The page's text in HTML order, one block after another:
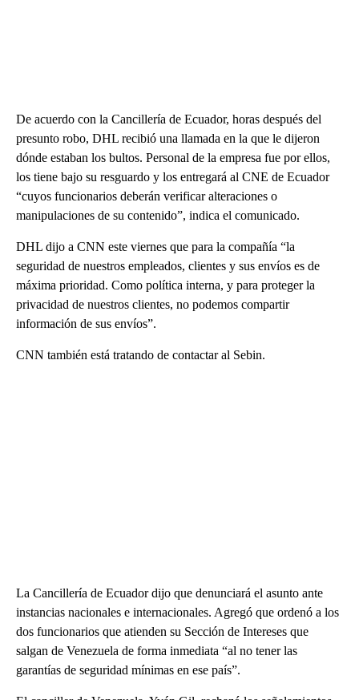
De acuerdo con la Cancillería de Ecuador, horas después del
presunto robo, DHL recibió una llamada en la que le dijeron
dónde estaban los bultos. Personal de la empresa fue por ellos,
los tiene bajo su resguardo y los entregará al CNE de Ecuador
“cuyos funcionarios deberán verificar alteraciones o
manipulaciones de su contenido”, indica el comunicado.
DHL dijo a CNN este viernes que para la compañía “la
seguridad de nuestros empleados, clientes y sus envíos es de
máxima prioridad. Como política interna, y para proteger la
privacidad de nuestros clientes, no podemos compartir
información de sus envíos”.
CNN también está tratando de contactar al Sebin.
La Cancillería de Ecuador dijo que denunciará el asunto ante
instancias nacionales e internacionales. Agregó que ordenó a los
dos funcionarios que atienden su Sección de Intereses que
salgan de Venezuela de forma inmediata “al no tener las
garantías de seguridad mínimas en ese país”.